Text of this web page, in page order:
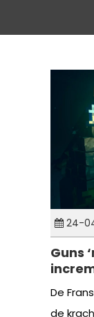
24-
Guns
De
de